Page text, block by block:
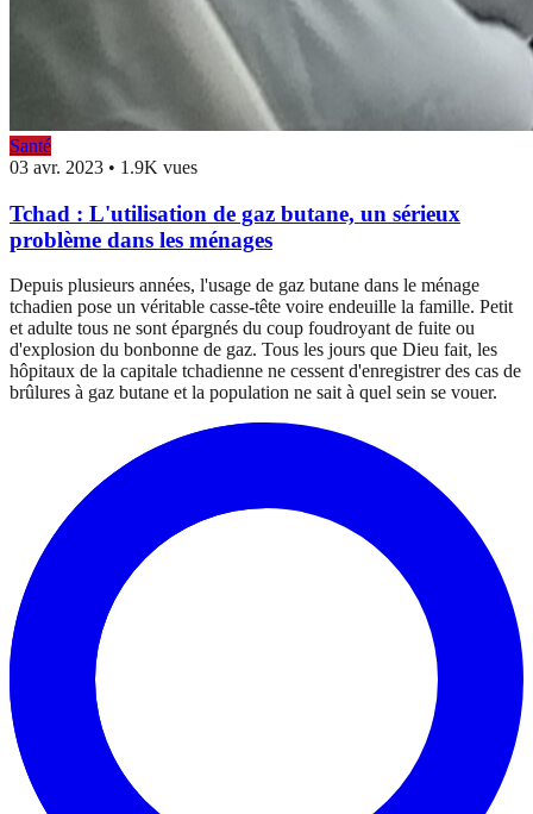
Santé
03 avr. 2023 • 1.9K vues
Tchad : L'utilisation de gaz butane, un sérieux
problème dans les ménages
Depuis plusieurs années, l'usage de gaz butane dans le ménage
tchadien pose un véritable casse-tête voire endeuille la famille. Petit
et adulte tous ne sont épargnés du coup foudroyant de fuite ou
d'explosion du bonbonne de gaz. Tous les jours que Dieu fait, les
hôpitaux de la capitale tchadienne ne cessent d'enregistrer des cas de
brûlures à gaz butane et la population ne sait à quel sein se vouer.